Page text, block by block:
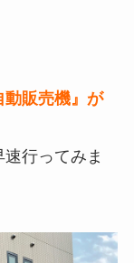
動販売機』が
行ってみま